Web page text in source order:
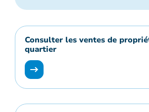
Consulter les ventes de
quartier